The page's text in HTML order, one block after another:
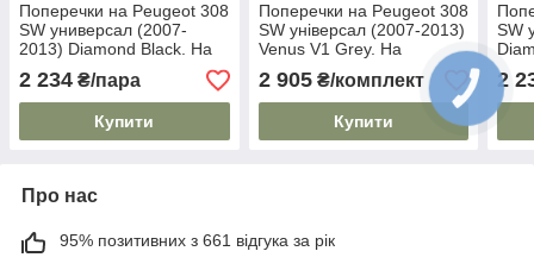
Поперечки на Peugeot 308
SW универсал (2007-
2013) Diamond Black. На
стандартні рейлінги. Чорні
2 234 ₴/пара
Купити
Поперечки на Peugeot 308
SW універсал (2007-2013)
Venus V1 Grey. На
стандартні рейлінги. Без
замка. Сірі
2 905₴/комплект
Купити
SW
2
Про нас
95% позитивних з 661 відгука за рік